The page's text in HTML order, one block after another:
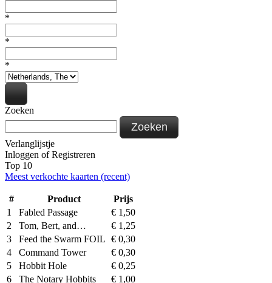
*
*
*
Zoeken
Zoeken
Verlanglijstje
Inloggen ofRegistreren
Top 10
Meest verkochte kaarten (recent)
# Product
Prijs
1
Fabled Passage € 1,50
2
Tom, Bert, and… € 1,25
3
Feed the Swarm FOIL € 0,30
4
Command Tower € 0,30
5
Hobbit Hole € 0,25
6
The Notary Hobbits € 1,00